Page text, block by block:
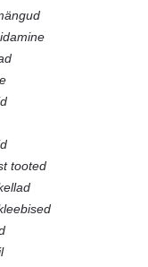
tooted